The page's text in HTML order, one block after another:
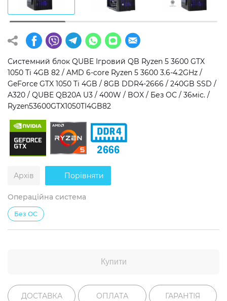
Операційна система
Windows 11 Home
Windows 11 Pro
Без ОС
Тип накопичувача
SSD
HDD
SSD + HDD
Додатково
RGB-підсвічування
Розблокований множник CPU
Надшвидкий M.2 SSD NVME
Системний блок QUBE Ігровий QB Ryzen 5 3600 GTX
1050 Ti 4GB 82 / AMD 6-core Ryzen 5 3600 3.6-4.2GHz /
GeForce GTX 1050 Ti 4GB / 8GB DDR4-2666 / 240GB SSD /
A320 / QUBE QB20A U3 / 400W / BOX / Без ОС / 36міс. /
Ryzen53600GTX1050TI4GB82
Архів Порівняти
Операційна система
Без ОС
Купити
ДОСТАВКА ОПЛАТА ГАРАНТІЯ